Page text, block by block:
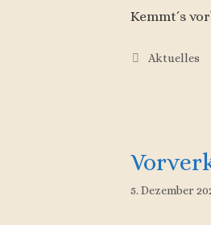
Kemmt´s
Kategorien
Aktuelles
5. Dezember